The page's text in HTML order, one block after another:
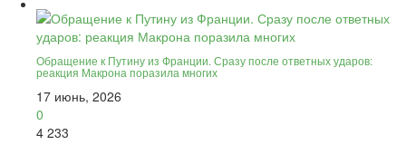
Обращение к Путину из Франции. Сразу после ответных ударов:
реакция Макрона поразила многих
17 июнь, 2026
0
4 233